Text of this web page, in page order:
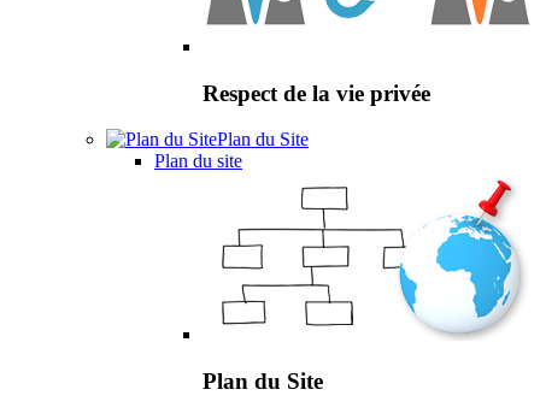
Respect de la vie privée
Plan du Site
Plan du site
Plan du Site